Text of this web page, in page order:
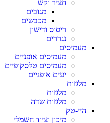
חציר וקש
מגובים
מכבשים
ריסוס ודישון
נגררים
מעמיסים
מעמיסים אופניים
מעמיסים טלסקופיים
יעים אופניים
מלגזות
מלגזות
מלגזות שדה
היי-טק
מיכון וציוד חשמלי